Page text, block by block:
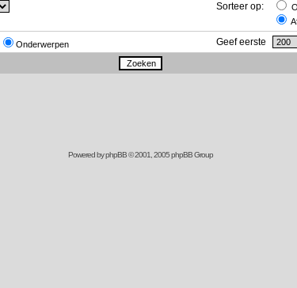
Sorteer op:
Onderwerpen Geef eerste
Powered byphpBB© 2001, 2005 phpBB Group